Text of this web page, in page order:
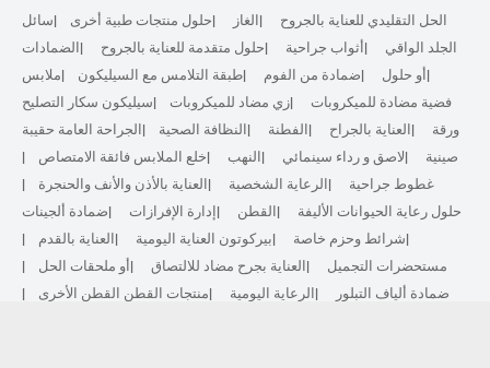
الحل التقليدي للعناية بالجروح الغاز حلول منتجات طبية أخرى
سائل
الجلد الواقي
أثواب جراحية حلول متقدمة للعناية بالجروح
الضمادات
أو حلول
ضمادة من الفوم طبقة التلامس مع السيليكون
ملابس
فضية مضادة للميكروبات
زي مضاد للميكروبات
سيليكون سكار التصليح
ورقة
العناية بالجراح الفطنة النظافة الصحية
الجراحة العامة حقيبة
صينية
لاصق و رداء سينمائي النهب
خلع الملابس فائقة الامتصاص
غطوط جراحية
الرعاية الشخصية
العناية بالأذن والأنف والحنجرة
حلول رعاية الحيوانات الأليفة
القطن إدارة الإفرازات
ضمادة ألجينات
شرائط وحزم خاصة
بيركوتون العناية اليومية
العناية بالقدم
مستحضرات التجميل
العناية بجرح مضاد للالتصاق
أو ملحقات الحل
ضمادة ألياف التبلور
الرعاية اليومية
منتجات القطن القطن الأخرى